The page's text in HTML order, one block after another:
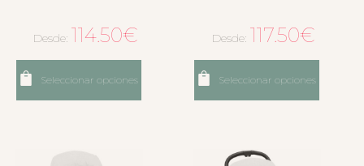
Desde: 114.50€
Seleccionar opciones
Desde: 117.50€
Seleccionar opciones